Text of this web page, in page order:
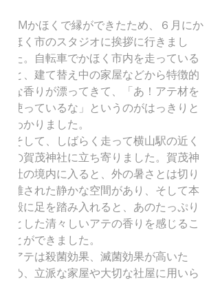
FMかほくで縁ができたため、６月にか
ほく市のスタジオに挨拶に行きまし
た。自転車でかほく市内を走っている
と、建て替え中の家屋などから特徴的
な香りが漂ってきて、「あ！アテ材を
使っているな」というのがはっきりと
わかりました。
そして、しばらく走って横山駅の近く
の賀茂神社に立ち寄りました。賀茂神
社の境内に入ると、外の暑さとは切り
離された静かな空間があり、そして本
殿に足を踏み入れると、あのたっぷり
とした清々しいアテの香りを感じるこ
とができました。
アテは殺菌効果、滅菌効果が高いた
め、立派な家屋や大切な社屋に用いら